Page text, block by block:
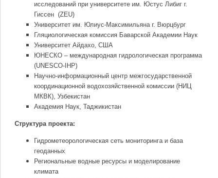
исследований при университете им. Юстус Либиг г.
Гиссен (ZEU)
Университет им. Юлиус-Максимильяна г. Вюрцбург
Гляциологическая комиссия Баварской Академии Наук
Университет Айдахо, США
ЮНЕСКО – международная гидрологическая программа
(UNESCO-IHP)
Научно-информационный центр межгосударственной
координационной водохозяйственной комиссии (НИЦ
МКВК), Узбекистан
Академия Наук, Таджикистан
Структура проекта:
Гидрометеорологическая сеть мониторинга и база
геоданных
Региональные водные ресурсы и моделирование
климата